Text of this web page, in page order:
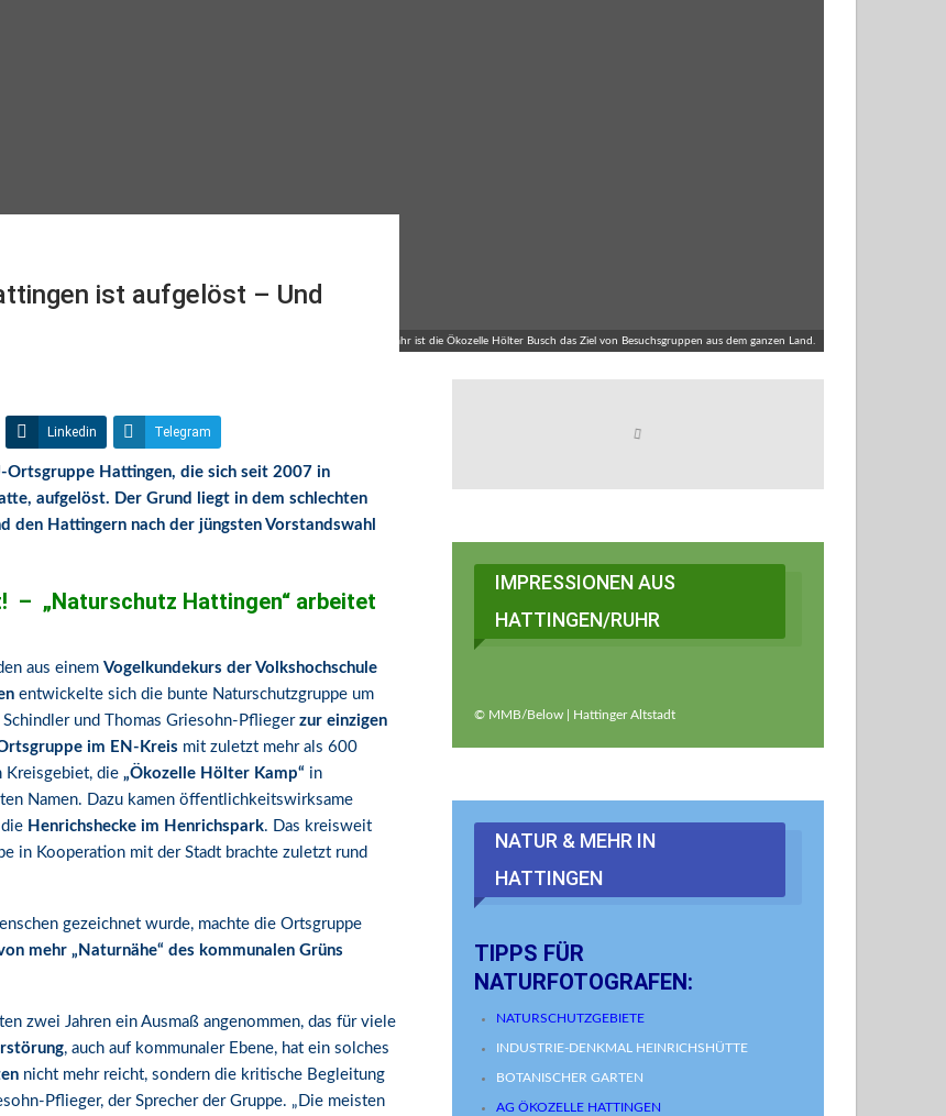
© Griesohn-Pflieger/Naturschutz Hattingen | Jedes Jahr ist die Ökozelle Hölter Busch das Ziel von Besuchsgruppen aus dem ganzen Land.
ist aufgelöst – Und
Linkedin Telegram
Ortsgruppe Hattingen, die sich seit 2007 in
aufgelöst. Der Grund liegt in dem schlechten
den Hattingern nach der jüngsten Vorstandswahl
– „Naturschutz Hattingen“ arbeitet
aus einem Vogelkundekurs der Volkshochschule
entwickelte sich die bunte Naturschutzgruppe um
Schindler und Thomas Griesohn-Pflieger zur einzigen
im EN-Kreis mit zuletzt mehr als 600
Kreisgebiet, die „Ökozelle Hölter Kamp“ in
Namen. Dazu kamen öffentlichkeitswirksame
Henrichshecke im Henrichspark. Das kreisweit
in Kooperation mit der Stadt brachte zuletzt rund
gezeichnet wurde, machte die Ortsgruppe
mehr „Naturnähe“ des kommunalen Grüns
zwei Jahren ein Ausmaß angenommen, das für viele
, auch auf kommunaler Ebene, hat ein solches
nicht mehr reicht, sondern die kritische Begleitung
Pflieger, der Sprecher der Gruppe. „Die meisten
IMPRESSIONEN AUS
HATTINGEN/RUHR
© MMB/Below | Hattinger Altstadt
NATUR & MEHR IN
HATTINGEN
TIPPS FÜR
NATURFOTOGRAFEN:
NATURSCHUTZGEBIETE
INDUSTRIE-DENKMAL HEINRICHSHÜTTE
BOTANISCHER GARTEN
AG ÖKOZELLE HATTINGEN